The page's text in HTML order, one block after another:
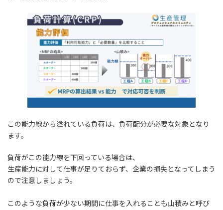
この能力線から溢れている負荷は、負荷配分が必要な対象となり
ます。
負荷がこの能力線を下回っている場合は、
生産能力に対して仕事が足りておらず、企業の損失となってしまう
ので注意しましょう。
このような負荷が少ない期間に仕事を入れることも山積みと呼び